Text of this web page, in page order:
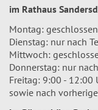
im Rathaus
Montag: geschlossen
Dienstag: nur nach
Mittwoch:
Donnerstag: nur
Freitag: 9:00 - 12:00
sowie nach